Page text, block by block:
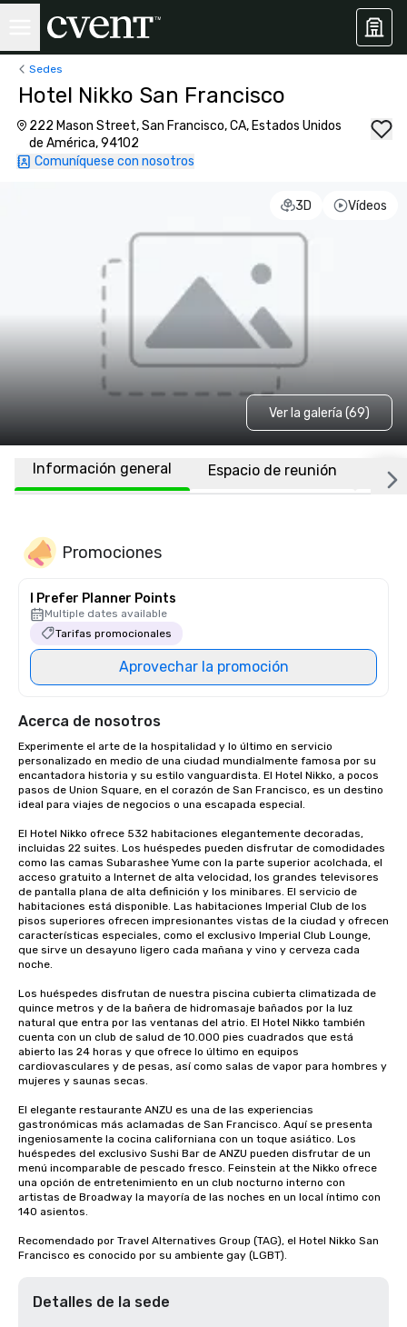
Sedes
Hotel Nikko San Francisco
222 Mason Street, San Francisco, CA, Estados Unidos
de América, 94102
Comuníquese con nosotros
3D Vídeos
Ver la galería (69)
Información general Espacio de reunión
Promociones
I Prefer Planner Points
Multiple dates available
Tarifas promocionales
Aprovechar la promoción
Acerca de nosotros
Experimente el arte de la hospitalidad y lo último en servicio
personalizado en medio de una ciudad mundialmente famosa por su
encantadora historia y su estilo vanguardista. El Hotel Nikko, a pocos
pasos de Union Square, en el corazón de San Francisco, es un destino
ideal para viajes de negocios o una escapada especial.
El Hotel Nikko ofrece 532 habitaciones elegantemente decoradas,
incluidas 22 suites. Los huéspedes pueden disfrutar de comodidades
como las camas Subarashee Yume con la parte superior acolchada, el
acceso gratuito a Internet de alta velocidad, los grandes televisores
de pantalla plana de alta definición y los minibares. El servicio de
habitaciones está disponible. Las habitaciones Imperial Club de los
pisos superiores ofrecen impresionantes vistas de la ciudad y ofrecen
características especiales, como el exclusivo Imperial Club Lounge,
que sirve un desayuno ligero cada mañana y vino y cerveza cada
noche.
Los huéspedes disfrutan de nuestra piscina cubierta climatizada de
quince metros y de la bañera de hidromasaje bañados por la luz
natural que entra por las ventanas del atrio. El Hotel Nikko también
cuenta con un club de salud de 10.000 pies cuadrados que está
abierto las 24 horas y que ofrece lo último en equipos
cardiovasculares y de pesas, así como salas de vapor para hombres y
mujeres y saunas secas.
El elegante restaurante ANZU es una de las experiencias
gastronómicas más aclamadas de San Francisco. Aquí se presenta
ingeniosamente la cocina californiana con un toque asiático. Los
huéspedes del exclusivo Sushi Bar de ANZU pueden disfrutar de un
menú incomparable de pescado fresco. Feinstein at the Nikko ofrece
una opción de entretenimiento en un club nocturno interno con
artistas de Broadway la mayoría de las noches en un local íntimo con
140 asientos.
Recomendado por Travel Alternatives Group (TAG), el Hotel Nikko San
Francisco es conocido por su ambiente gay (LGBT).
Detalles de la sede